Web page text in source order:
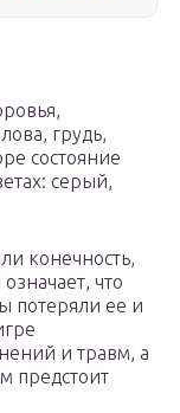
грудь,
состояние
серый,
конечность,
что
потеряли ее и
и травм, а
предстоит